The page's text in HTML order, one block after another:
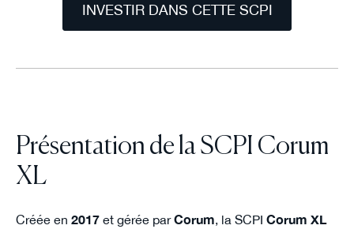
INVESTIR DANS CETTE SCPI
Présentation de la SCPI Corum
XL
Créée en 2017et gérée parCorum, la SCPI Corum XL